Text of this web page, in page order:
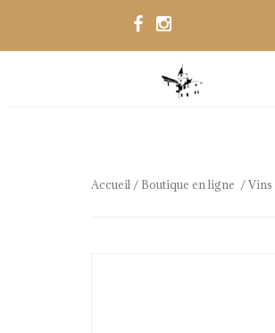
Accueil / Boutique en ligne /Vins